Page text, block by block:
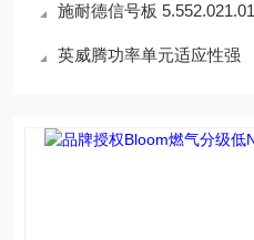
施耐德信号板
英威腾功率单元适应性强